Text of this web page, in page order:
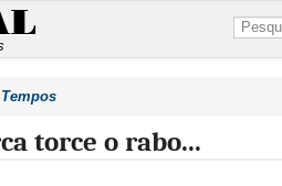
torce o rabo...